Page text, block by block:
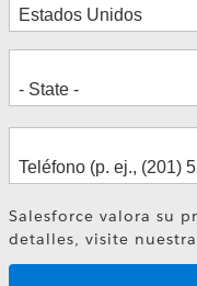
Salesforce valora su
detalles, visite nuestra